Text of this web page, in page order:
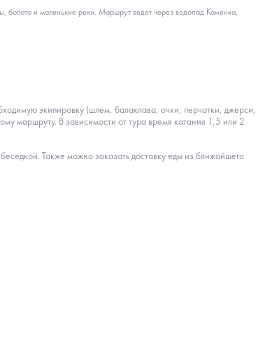
болото и маленькие реки. Маршрут ведет через водопад Каменка,
экипировку (шлем, балаклава, очки, перчатки, джерси,
маршруту. В зависимости от тура время катания 1,5 или 2
Также можно заказать доставку еды из ближайшего